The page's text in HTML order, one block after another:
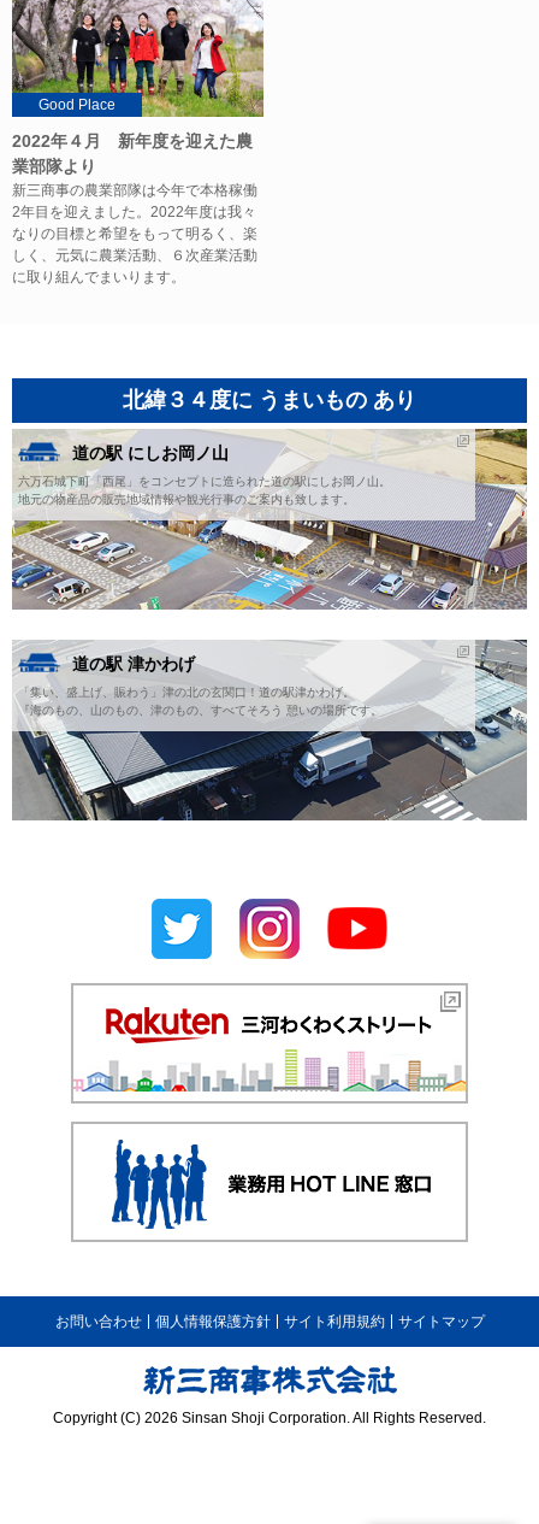
Good Place
2022年４月 新年度を迎えた農
業部隊より
新三商事の農業部隊は今年で本格稼働
2年目を迎えました。2022年度は我々
なりの目標と希望をもって明るく、楽
しく、元気に農業活動、６次産業活動
に取り組んでまいります。
北緯３４度に うまいもの あり
道の駅 にしお岡ノ山
六万石城下町「西尾」をコンセプトに造られた道の駅にしお岡ノ山。
地元の物産品の販売地域情報や観光行事のご案内も致します。
道の駅 津かわげ
「集い、盛上げ、賑わう」津の北の玄関口！道の駅津かわげ。
『海のもの、山のもの、津のもの、すべてそろう 憩いの場所です。
お問い合わせ 個人情報保護方針 サイト利用規約 サイトマップ
Copyright (C) 2026 Sinsan Shoji Corporation. All Rights Reserved.